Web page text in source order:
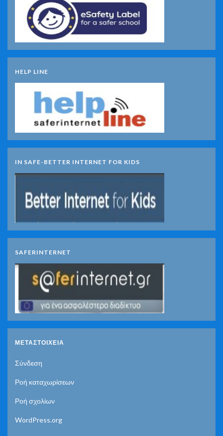
HELP LINE
IN SAFE-BETTER INTERNET FOR KIDS
SAFERINTERNET
ΜΕΤΑΣΤΟΙΧΕΊΑ
Σύνδεση
Ροή καταχωρίσεων
Ροή σχολίων
WordPress.org